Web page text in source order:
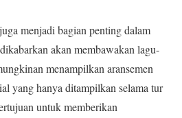
menjadi bagian penting dalam
akan membawakan lagu-
menampilkan aransemen
yang hanya ditampilkan selama tur
untuk memberikan